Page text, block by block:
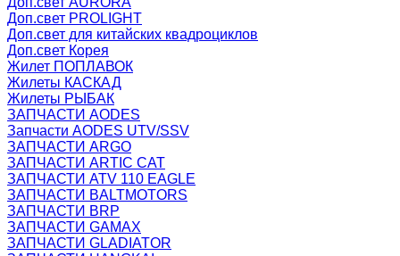
Доп.свет PROLIGHT
Доп.свет для китайских квадроциклов
Доп.свет Корея
Жилет ПОПЛАВОК
Жилеты КАСКАД
Жилеты РЫБАК
ЗАПЧАСТИ AODES
Запчасти AODES UTV/SSV
ЗАПЧАСТИ ARGO
ЗАПЧАСТИ ARTIC CAT
ЗАПЧАСТИ ATV 110 EAGLE
ЗАПЧАСТИ BALTMOTORS
ЗАПЧАСТИ BRP
ЗАПЧАСТИ GAMAX
ЗАПЧАСТИ GLADIATOR